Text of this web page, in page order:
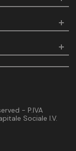
- P.IVA
Sociale I.V.